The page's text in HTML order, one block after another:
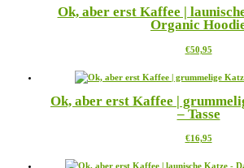
gewählt
auf.
auf
Ok, aber erst Kaffee |
Organic
€50,95Dieses
weist
auf.
Optionen
auf
Ok, aber erst Kaffee |
– Tasse
€16,95Dieses
weist